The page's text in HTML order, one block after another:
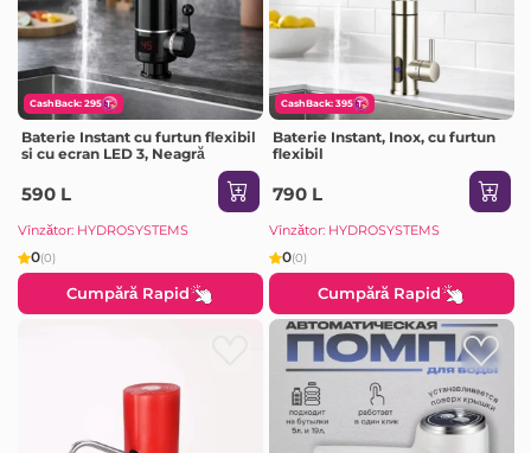
CashBack: 295
Baterie Instant cu furtun flexibil
si cu ecran LED 3, Neagră
590 L
Vînzător: HYDROSYSTEMS
0(0)
Cumpără Rapid
CashBack: 395
Baterie Instant, Inox, cu furtun
flexibil
790 L
Vînzător: HYDROSYSTEMS
0(0)
Cumpără Rapid